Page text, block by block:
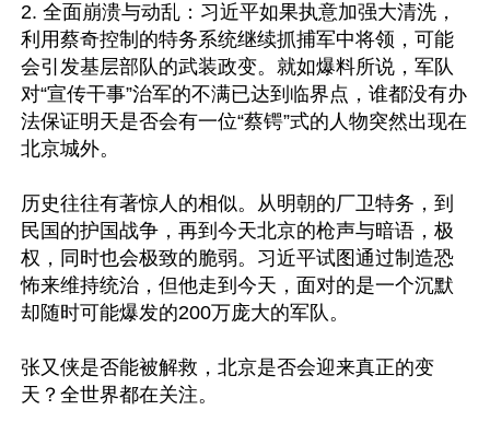
2. 全面崩溃与动乱：习近平如果执意加强大清洗，
利用蔡奇控制的特务系统继续抓捕军中将领，可能
会引发基层部队的武装政变。就如爆料所说，军队
对“宣传干事”治军的不满已达到临界点，谁都没有办
法保证明天是否会有一位“蔡锷”式的人物突然出现在
北京城外。
历史往往有著惊人的相似。从明朝的厂卫特务，到
民国的护国战争，再到今天北京的枪声与暗语，极
权，同时也会极致的脆弱。习近平试图通过制造恐
怖来维持统治，但他走到今天，面对的是一个沉默
却随时可能爆发的200万庞大的军队。
张又侠是否能被解救，北京是否会迎来真正的变
天？全世界都在关注。